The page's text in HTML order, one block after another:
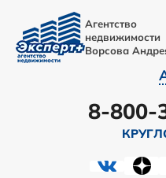
Агентство
недвижимости
Ворсова
8-800-